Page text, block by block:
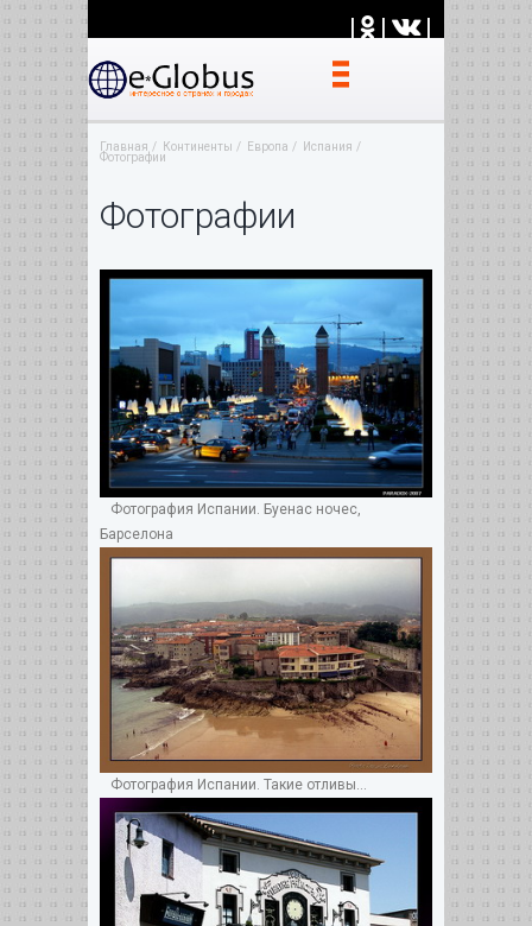
| | |
Главная Континенты Европа
Испания
Фотографии
Фотографии
Фотография Испании. Буенас ночес,
Барселона
Фотография Испании. Такие отливы...